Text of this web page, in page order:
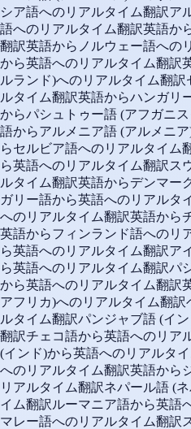
シア語へのリアルタイム翻訳ア
語へのリアルタイム翻訳英語か
翻訳英語からノルウェー語への
から英語へのリアルタイム翻訳
ルランド)へのリアルタイム翻訳
ルタイム翻訳英語からハンガリ
からパシュトゥー語 (アフガニ
語からアルメニア語 (アルメニ
らセルビア語へのリアルタイム
ら英語へのリアルタイム翻訳 ス
ルタイム翻訳英語からデンマー
ガリー語から英語へのリアルタ
へのリアルタイム翻訳英語から
英語からフィンランド語へのリ
ら英語へのリアルタイム翻訳ア
ら英語へのリアルタイム翻訳パ
から英語へのリアルタイム翻訳
アフリカ)へのリアルタイム翻訳
ルタイム翻訳パンジャブ語 (イ
翻訳チェコ語から英語へのリア
(インド)から英語へのリアルタ
へのリアルタイム翻訳英語から
リアルタイム翻訳ネパール語 (
イム翻訳 ルーマニア語から英語
マレー語へのリアルタイム翻訳